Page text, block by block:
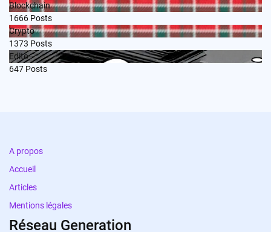
Blockchain
1666 Posts
Crypto
1373 Posts
Edito
647 Posts
A propos
Accueil
Articles
Mentions légales
Réseau Generation